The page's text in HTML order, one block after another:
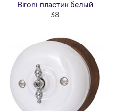
Bironi пластик белый
38